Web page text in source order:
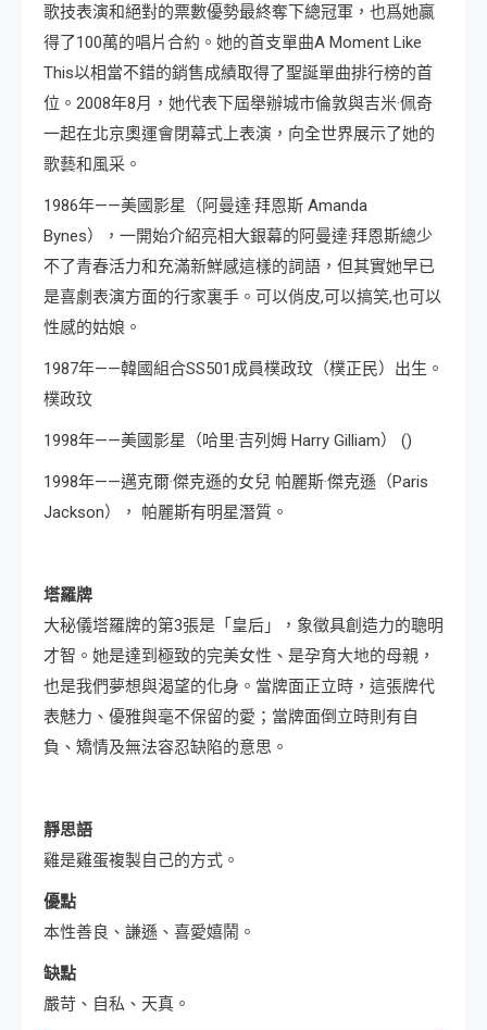
歌技表演和絕對的票數優勢最終奪下總冠軍，也爲她贏
得了100萬的唱片合約。她的首支單曲A Moment Like
This以相當不錯的銷售成績取得了聖誕單曲排行榜的首
位。2008年8月，她代表下屆舉辦城市倫敦與吉米·佩奇
一起在北京奧運會閉幕式上表演，向全世界展示了她的
歌藝和風采。
1986年——美國影星（阿曼達·拜恩斯 Amanda
Bynes），一開始介紹亮相大銀幕的阿曼達·拜恩斯總少
不了青春活力和充滿新鮮感這樣的詞語，但其實她早已
是喜劇表演方面的行家裏手。可以俏皮,可以搞笑,也可以
性感的姑娘。
1987年——韓國組合SS501成員樸政玟（樸正民）出生。
樸政玟
1998年——美國影星（哈里·吉列姆 Harry Gilliam） ()
1998年——邁克爾·傑克遜的女兒 帕麗斯·傑克遜（Paris
Jackson）， 帕麗斯有明星潛質。
塔羅牌
大秘儀塔羅牌的第3張是「皇后」，象徵具創造力的聰明
才智。她是達到極致的完美女性、是孕育大地的母親，
也是我們夢想與渴望的化身。當牌面正立時，這張牌代
表魅力、優雅與毫不保留的愛；當牌面倒立時則有自
負、矯情及無法容忍缺陷的意思。
靜思語
雞是雞蛋複製自己的方式。
優點
本性善良、謙遜、喜愛嬉鬧。
缺點
嚴苛、自私、天真。